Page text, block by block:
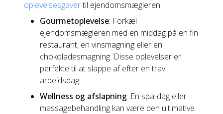
oplevelsesgavertil ejendomsmægleren:
Gourmetoplevelse: Forkæl
ejendomsmægleren med en middag på en fin
restaurant, en vinsmagning eller en
chokoladesmagning. Disse oplevelser er
perfekte til at slappe af efter en travl
arbejdsdag.
Wellness og afslapning: En spa-dag eller
massagebehandling kan være den ultimative